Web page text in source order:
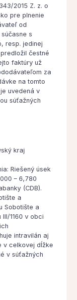
2015 Z. z. o
pre plnenie
od
s
resp. jedinej
čestné
faktúry už
za
na tomto
uvedená v
súťažných
kraj
Riešený úsek
– 6,780
(CDB).
a
Sobotište a
1160 v obci
intravilán aj
v celkovej dĺžke
v súťažných